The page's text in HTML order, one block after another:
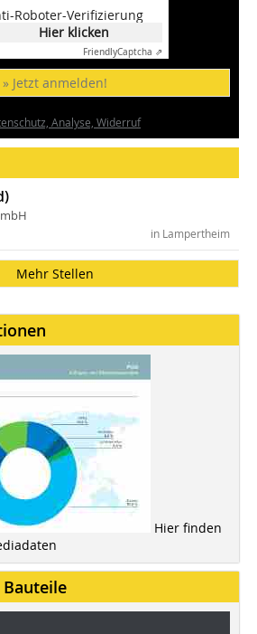
Roboter-Verifizierung
Hier klicken
FriendlyCaptcha ⇗
» Jetzt anmelden!
Analyse, Widerruf
in Lampertheim
Mehr Stellen
Hier finden
Bauteile